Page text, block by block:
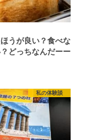
うが良い？食べな
どっちなんだーー
私の体験談